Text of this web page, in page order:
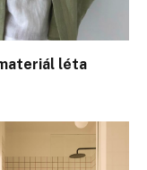
léta